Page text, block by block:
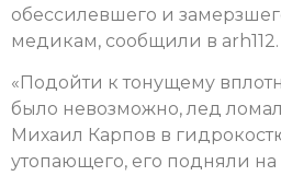
обессилевшего и
медикам, сообщили в arh112.
«Подойти к тонущему
было невозможно, лед
Михаил Карпов в
утопающего, его подняли на